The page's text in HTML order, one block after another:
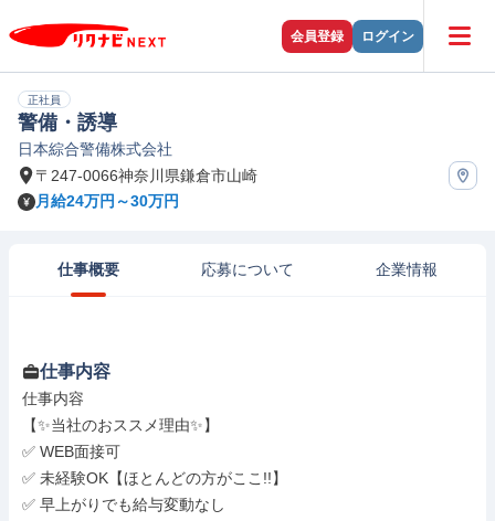
会員登録 ログイン
正社員
警備・誘導
日本綜合警備株式会社
〒247-0066神奈川県鎌倉市山崎
月給24万円～30万円
仕事概要 応募について 企業情報
仕事内容
仕事内容
【✨当社のおススメ理由✨】
✅ WEB面接可
✅ 未経験OK【ほとんどの方がここ!!】
✅ 早上がりでも給与変動なし